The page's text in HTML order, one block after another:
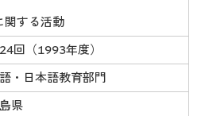
関する活動
回（1993年度）
・日本語教育部門
県